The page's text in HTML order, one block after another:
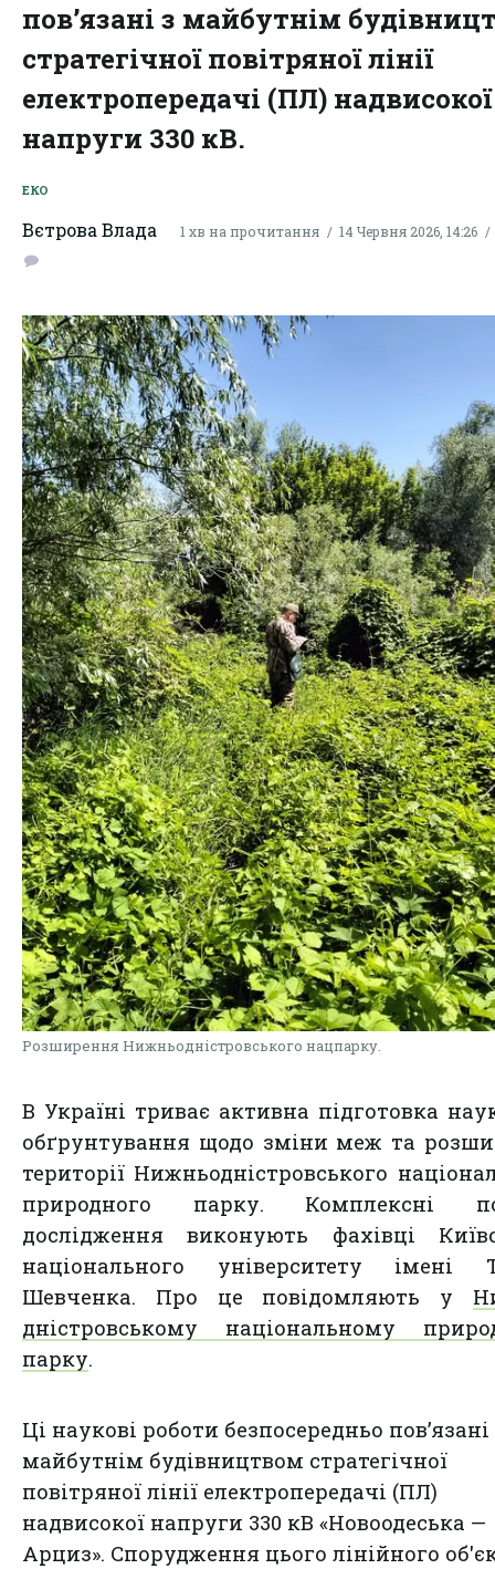
пов’язані з майбутнім
стратегічної повітряної лінії
електропередачі (ПЛ) надвисокої
напруги 330 кВ.
ЕКО
Вєтрова Влада 1 хв на прочитання 14 Червня 2026, 14:26
Розширення Нижньодністровського нацпарку.
В Україні триває активна підготовка
обґрунтування щодо зміни меж та
території Нижньодністровського
природного парку. Комплексні
дослідження виконують фахівці
національного університету імені
Шевченка. Про це повідомляють у
дністровському національному при
парку.
Ці наукові роботи безпосередньо пов’язані
майбутнім будівництвом стратегічної
повітряної лінії електропередачі (ПЛ)
надвисокої напруги 330 кВ «Новоодеська —
Арциз». Спорудження цього лінійного